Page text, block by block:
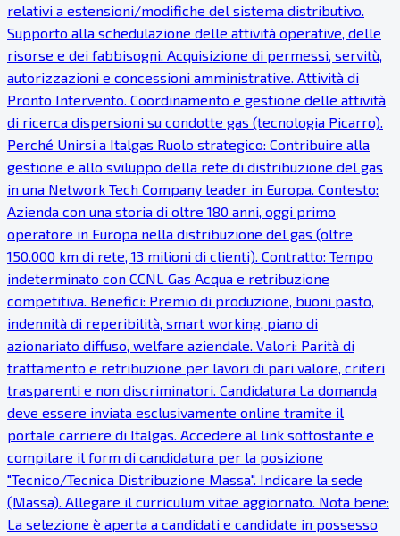
relativi a estensioni/modifiche del sistema distributivo.
Supporto alla schedulazione delle attività operative, delle
risorse e dei fabbisogni. Acquisizione di permessi, servitù,
autorizzazioni e concessioni amministrative. Attività di
Pronto Intervento. Coordinamento e gestione delle attività
di ricerca dispersioni su condotte gas (tecnologia Picarro).
Perché Unirsi a Italgas Ruolo strategico: Contribuire alla
gestione e allo sviluppo della rete di distribuzione del gas
in una Network Tech Company leader in Europa. Contesto:
Azienda con una storia di oltre 180 anni, oggi primo
operatore in Europa nella distribuzione del gas (oltre
150.000 km di rete, 13 milioni di clienti). Contratto: Tempo
indeterminato con CCNL Gas Acqua e retribuzione
competitiva. Benefici: Premio di produzione, buoni pasto,
indennità di reperibilità, smart working, piano di
azionariato diffuso, welfare aziendale. Valori: Parità di
trattamento e retribuzione per lavori di pari valore, criteri
trasparenti e non discriminatori. Candidatura La domanda
deve essere inviata esclusivamente online tramite il
portale carriere di Italgas. Accedere al link sottostante e
compilare il form di candidatura per la posizione
"Tecnico/Tecnica Distribuzione Massa". Indicare la sede
(Massa). Allegare il curriculum vitae aggiornato. Nota bene:
La selezione è aperta a candidati e candidate in possesso